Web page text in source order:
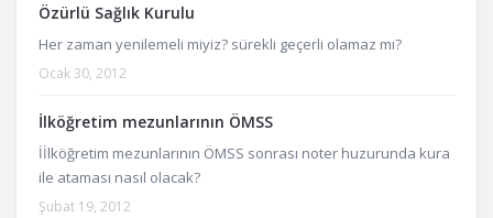
Özürlü Sağlık Kurulu
Her zaman yenilemeli miyiz? sürekli geçerli olamaz mı?
Ocak 30, 2012
İlköğretim mezunlarının ÖMSS
İİlköğretim mezunlarının ÖMSS sonrası noter huzurunda kura
ile ataması nasıl olacak?
Şubat 19, 2012